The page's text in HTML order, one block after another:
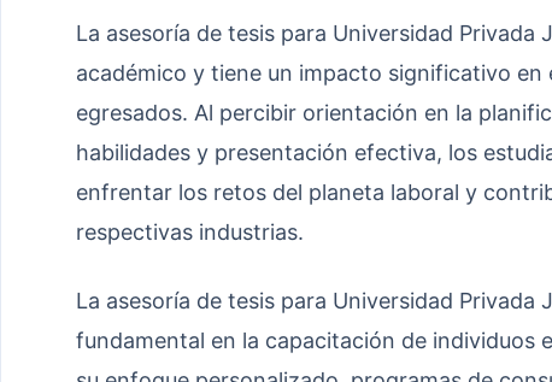
La asesoría de tesis para Universidad Privada
académico y tiene un impacto significativo en
egresados. Al percibir orientación en la
habilidades y presentación efectiva, los
enfrentar los retos del planeta laboral y
respectivas industrias.
La asesoría de tesis para Universidad Privada
fundamental en la capacitación de individuos